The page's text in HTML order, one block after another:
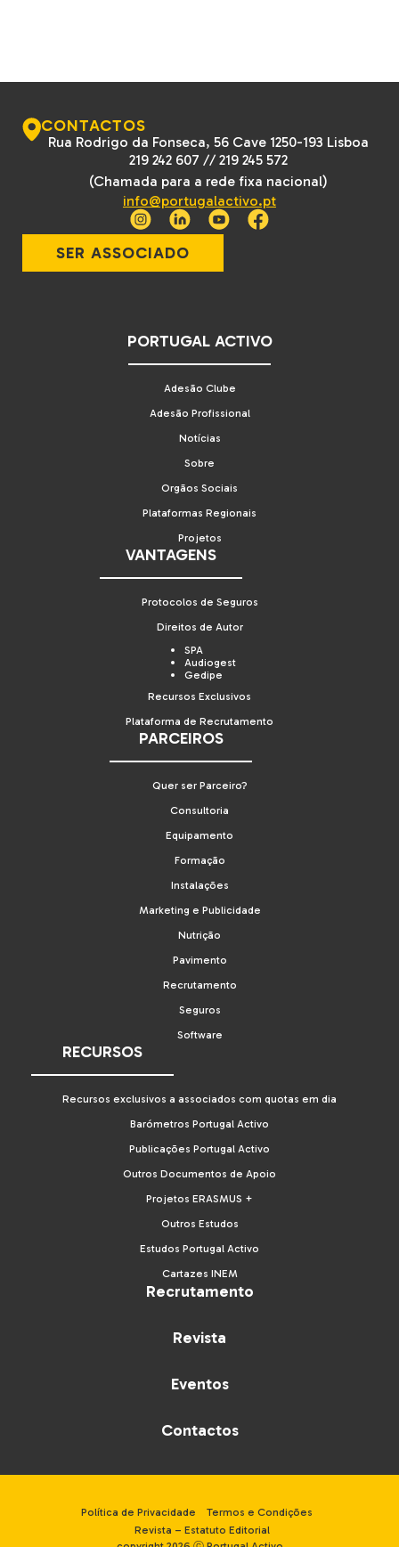
CONTACTOS
Rua Rodrigo da Fonseca, 56 Cave 1250-193 Lisboa
219 242 607 //219 245 572
(Chamada para a rede fixa nacional)
info@portugalactivo.pt
SER ASSOCIADO
PORTUGAL ACTIVO
Adesão Clube
Adesão Profissional
Notícias
Sobre
Orgãos Sociais
Plataformas Regionais
Projetos
VANTAGENS
Protocolos de Seguros
Direitos de Autor
SPA
Audiogest
Gedipe
Recursos Exclusivos
Plataforma de Recrutamento
PARCEIROS
Quer ser Parceiro?
Consultoria
Equipamento
Formação
Instalações
Marketing e Publicidade
Nutrição
Pavimento
Recrutamento
Seguros
Software
RECURSOS
Recursos exclusivos a associados com quotas em dia
Barómetros Portugal Activo
Publicações Portugal Activo
Outros Documentos de Apoio
Projetos ERASMUS +
Outros Estudos
Estudos Portugal Activo
Cartazes INEM
Recrutamento
Revista
Eventos
Contactos
Política de Privacidade
Termos e Condições
Revista – Estatuto Editorial